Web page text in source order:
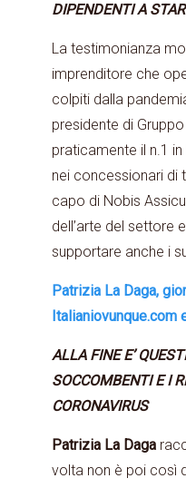
DIPENDENTI A
La testimonianza
imprenditore che
colpiti dalla
presidente di
praticamente il n.1
nei concessionari di
capo di Nobis
dell’arte del settore
supportare anche i
Patrizia La Daga,
Italianiovunque.com
ALLA FINE E’
SOCCOMBENTI E I
CORONAVIRUS
Patrizia La Daga
volta non è poi così